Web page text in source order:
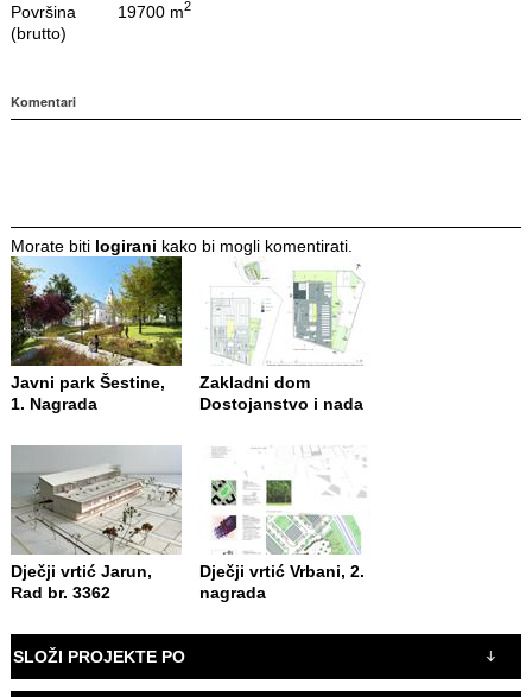
Površina
(brutto)
19700 m2
Komentari
Morate biti logirani kako bi mogli komentirati.
Javni park Šestine,
1. Nagrada
Zakladni dom
Dostojanstvo i nada
Dječji vrtić Jarun,
Rad br. 3362
Dječji vrtić Vrbani, 2.
nagrada
SLOŽI PROJEKTE PO